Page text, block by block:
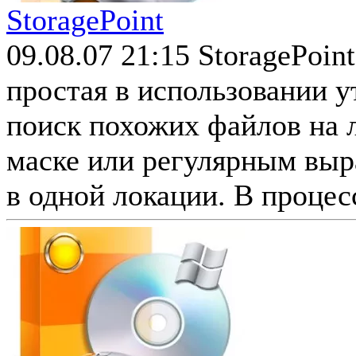
StoragePoint
09.08.07 21:15
простая в использовании
поиск похожих файлов на
маске или регулярным
в одной локации. В